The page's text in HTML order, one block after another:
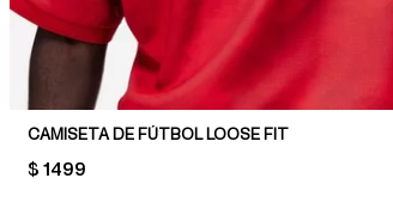
CAMISETA DE FÚTBOL LOOSE FIT
PRICE:
$ 1499